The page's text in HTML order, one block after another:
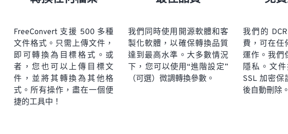
FreeConvert 支援 500 多種
文件格式。只需上傳文件，
即可轉換為目標格式。或
者，您也可以上傳目標文
件，並將其轉換為其他格
式。所有操作，盡在一個便
捷的工具中！
我們同時使用開源軟體和客
製化軟體，以確保轉換品質
達到最高水準。大多數情況
下，您可以使用“進階設定”
（可選）微調轉換參數。
我們的
費，可在任
運作。我們
隱私。文
SSL 加密保
後自動刪除。